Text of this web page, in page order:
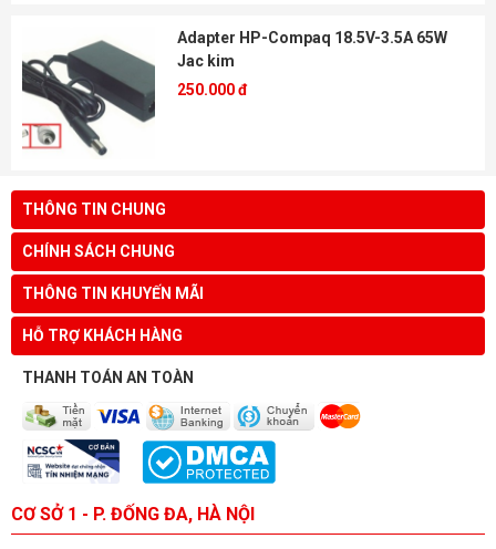
Adapter HP-Compaq 18.5V-3.5A 65W
Jac kim
250.000 đ
THÔNG TIN CHUNG
CHÍNH SÁCH CHUNG
THÔNG TIN KHUYẾN MÃI
HỖ TRỢ KHÁCH HÀNG
THANH TOÁN AN TOÀN
CƠ SỞ 1 - P. ĐỐNG ĐA, HÀ NỘI